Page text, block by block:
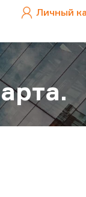
Личный